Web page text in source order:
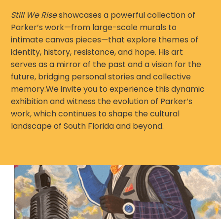
Still We Riseshowcases a powerful collection of
Parker’s work—from large-scale murals to
intimate canvas pieces—that explore themes of
identity, history, resistance, and hope. His art
serves as a mirror of the past and a vision for the
future, bridging personal stories and collective
memory.We invite you to experience this dynamic
exhibition and witness the evolution of Parker’s
work, which continues to shape the cultural
landscape of South Florida and beyond.